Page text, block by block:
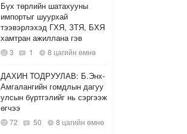
Бүх төрлийн шатахууны
импортыг шуурхай
тээвэрлэхэд ГХЯ, ЗТЯ, БХЯ
хамтран ажиллана гэв
3 1 8 цагийн өмнө
ДАХИН ТОДРУУЛАВ: Б.Энх-
Амгалангийн гомдлын дагуу
улсын бүртгэлийг нь сэргээж
өгчээ
72 50 8 цагийн өмнө